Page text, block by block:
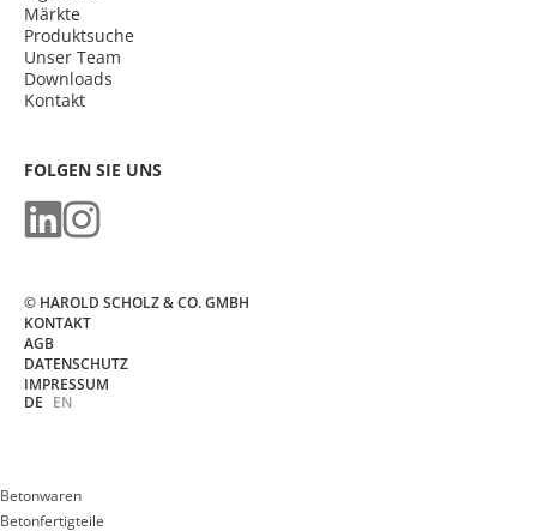
Märkte
Produktsuche
Unser Team
Downloads
Kontakt
FOLGEN SIE UNS
© HAROLD SCHOLZ & CO. GMBH
KONTAKT
AGB
DATENSCHUTZ
IMPRESSUM
DE EN
Betonwaren
Betonfertigteile